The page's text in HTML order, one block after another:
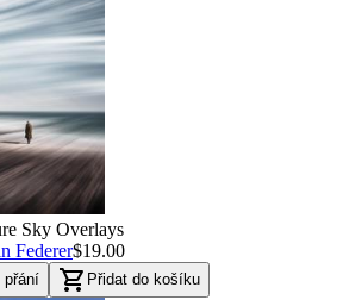
Sky Overlays
Federer$19.00
přání shopping_cart Přidat do košíku